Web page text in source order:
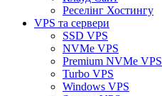
Реселінг Хостингу
VPS та сервери
SSD VPS
NVMe VPS
Premium NVMe VPS
Turbo VPS
Windows VPS